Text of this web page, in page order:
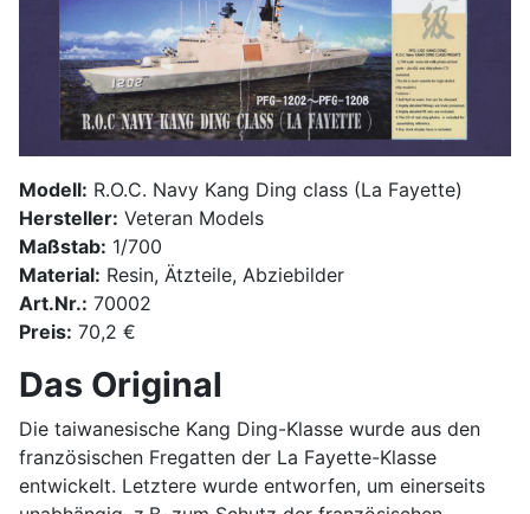
Modell: R.O.C. Navy Kang Ding class (La Fayette)
Hersteller: Veteran Models
Maßstab: 1/700
Material: Resin, Ätzteile, Abziebilder
Art.Nr.: 70002
Preis: 70,2 €
Das Original
Die taiwanesische Kang Ding-Klasse wurde aus den
französischen Fregatten der La Fayette-Klasse
entwickelt. Letztere wurde entworfen, um einerseits